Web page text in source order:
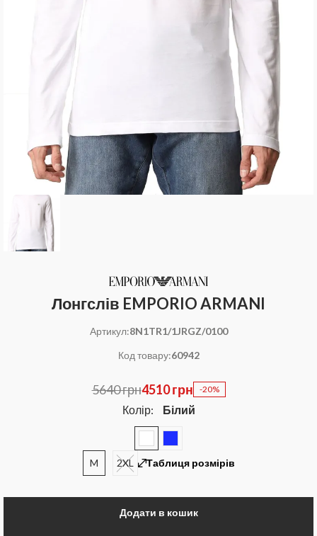
Лонгслів EMPORIO ARMANI
Артикул:8N1TR1/1JRGZ/0100
Код товару:60942
5640 грн4510 грн -20%
Колір: Білий
M 2XL Таблиця розмірів
Додати в кошик